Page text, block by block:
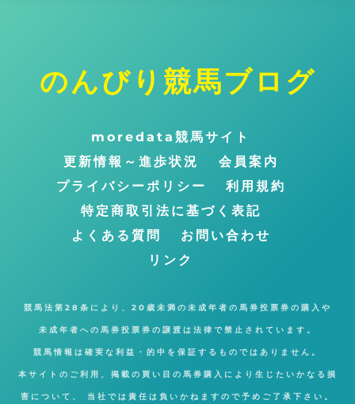
ト
のんびり競馬ブログ
moredata競馬サイト
更新情報～進歩状況
会員案内
プライバシーポリシー
利用規約
特定商取引法に基づく表記
よくある質問
お問い合わせ
リンク
競馬法第28条により、20歳未満の未成年者の馬券投票券の購入や
未成年者への馬券投票券の譲渡は法律で禁止されています。
競馬情報は確実な利益・的中を保証するものではありません。
本サイトのご利用、掲載の買い目の馬券購入により生じたいかなる損
害について、 当社では責任は負いかねますので予めご了承下さい。